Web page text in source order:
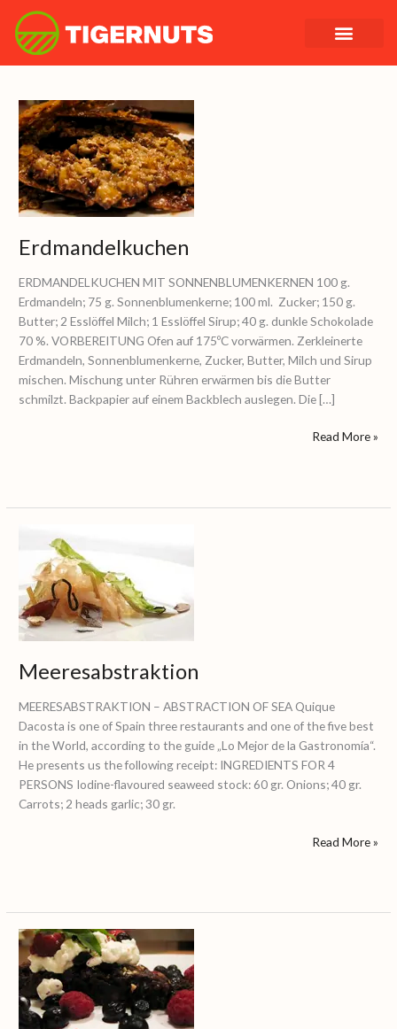
Inhalt
springen
Erdmandelkuchen
ERDMANDELKUCHEN MIT SONNENBLUMENKERNEN 100 g.
Erdmandeln; 75 g. Sonnenblumenkerne; 100 ml. Zucker; 150 g.
Butter; 2 Esslöffel Milch; 1 Esslöffel Sirup; 40 g. dunkle Schokolade
70 %. VORBEREITUNG Ofen auf 175ºC vorwärmen. Zerkleinerte
Erdmandeln, Sonnenblumenkerne, Zucker, Butter, Milch und Sirup
mischen. Mischung unter Rühren erwärmen bis die Butter
schmilzt. Backpapier auf einem Backblech auslegen. Die […]
Read More »
Meeresabstraktion
MEERESABSTRAKTION – ABSTRACTION OF SEA Quique
Dacosta is one of Spain three restaurants and one of the five best
in the World, according to the guide „Lo Mejor de la Gastronomía“.
He presents us the following receipt: INGREDIENTS FOR 4
PERSONS Iodine-flavoured seaweed stock: 60 gr. Onions; 40 gr.
Carrots; 2 heads garlic; 30 gr.
Read More »